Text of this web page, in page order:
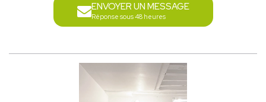
ENVOYER UN MESSAGE
Réponse sous 48 heures